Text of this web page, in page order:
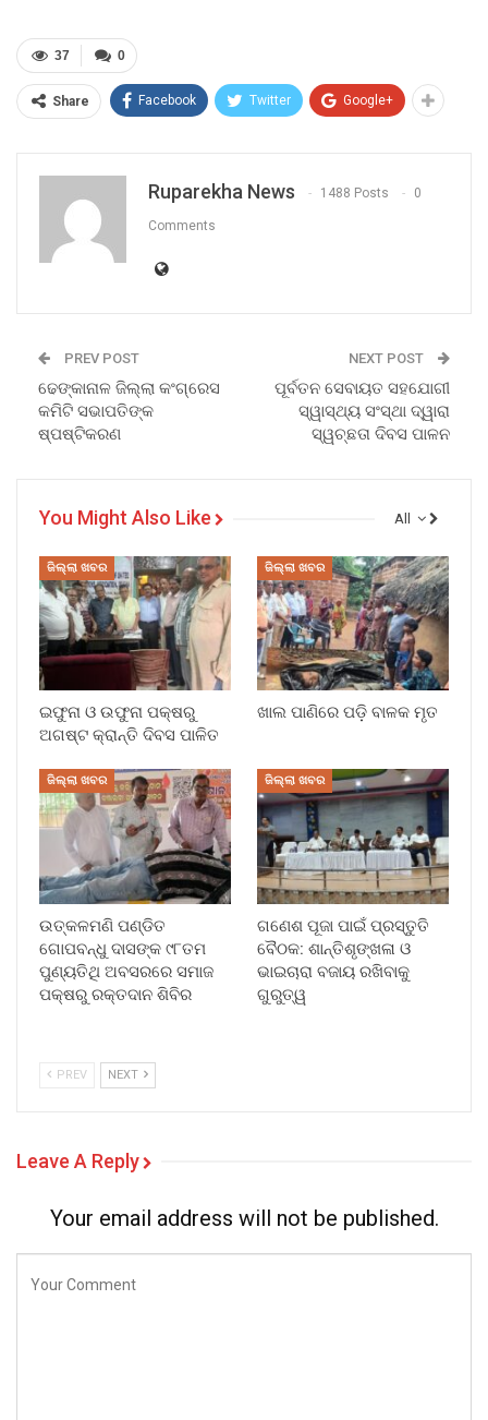
0
37
Share Facebook Twitter Google+
Ruparekha News 1488 Posts 0
Comments
PREV POST
ଢେଙ୍କାନାଳ ଜିଲ୍ଲା କଂଗ୍ରେସ
କମିଟି ସଭାପତିଙ୍କ
ଷ୍ପଷ୍ଟିକରଣ
NEXT POST
ପୂର୍ବତନ ସେବାୟତ ସହଯୋଗୀ
ସ୍ୱାସ୍ଥ୍ୟ ସଂସ୍ଥା ଦ୍ୱାରା
ସ୍ୱଚ୍ଛତା ଦିବସ ପାଳନ
All
You Might Also Like
ଜିଲ୍ଲା ଖବର
ଇଫୁନା ଓ ଉଫୁନା ପକ୍ଷରୁ
ଅଗଷ୍ଟ କ୍ରାନ୍ତି ଦିବସ ପାଳିତ
ଜିଲ୍ଲା ଖବର
ଖାଲ ପାଣିରେ ପଡ଼ି ବାଳକ ମୃତ
ଜିଲ୍ଲା ଖବର
ଉତ୍କଳମଣି ପଣ୍ଡିତ
ଗୋପବନ୍ଧୁ ଦାସଙ୍କ ୯୮ତମ
ପୁଣ୍ୟତିଥି ଅବସରରେ ସମାଜ
ପକ୍ଷରୁ ରକ୍ତଦାନ ଶିବିର
ଜିଲ୍ଲା ଖବର
ଗଣେଶ ପୂଜା ପାଇଁ ପ୍ରସ୍ତୁତି
ବୈଠକ: ଶାନ୍ତିଶୃଙ୍ଖଳା ଓ
ଭାଇଚାରା ବଜାୟ ରଖିବାକୁ
ଗୁରୁତ୍ୱ
PREV NEXT
Leave A Reply
Your email address will not be published.